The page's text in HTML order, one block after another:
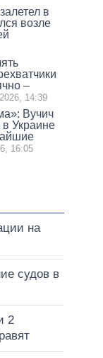
в
возле
–
14:39
Вучич
в Украине
16:05
на
судов в
2